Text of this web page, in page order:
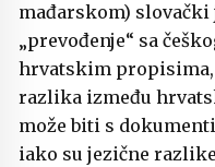
mađarskom)
„prevođenje“ sa
hrvatskim
razlika između
može biti s
iako su jezične